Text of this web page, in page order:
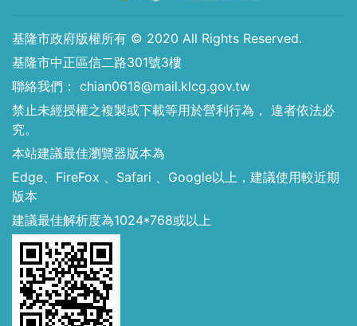
基隆市政府版權所有 © 2020 All Rights Reserved.
基隆市中正區信二路301號3樓
聯絡我們： chian0618@mail.klcg.gov.tw
禁止未經授權之複製或下載等用於營利行為， 違者依法必
究。
本站建議最佳瀏覽器版本為
Edge、FireFox 、Safari 、Google以上，建議使用較近期
版本
建議最佳解析度為1024*768或以上